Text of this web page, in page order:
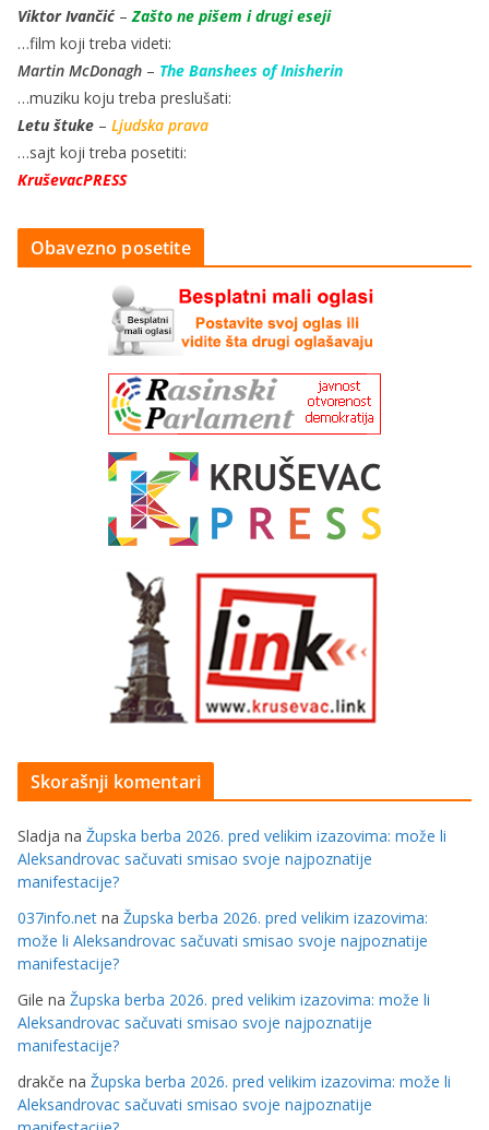
Viktor Ivančić–Zašto ne pišem i drugi eseji
…film koji treba videti:
Martin McDonagh – The Banshees of Inisherin
…muziku koju treba preslušati:
Letu štuke – Ljudska prava
…sajt koji treba posetiti:
KruševacPRESS
Obavezno posetite
Skorašnji komentari
Sladja na Župska berba 2026. pred velikim izazovima: može li
Aleksandrovac sačuvati smisao svoje najpoznatije
manifestacije?
037info.net na Župska berba 2026. pred velikim izazovima:
može li Aleksandrovac sačuvati smisao svoje najpoznatije
manifestacije?
Gile na Župska berba 2026. pred velikim izazovima: može li
Aleksandrovac sačuvati smisao svoje najpoznatije
manifestacije?
drakče na Župska berba 2026. pred velikim izazovima: može li
Aleksandrovac sačuvati smisao svoje najpoznatije